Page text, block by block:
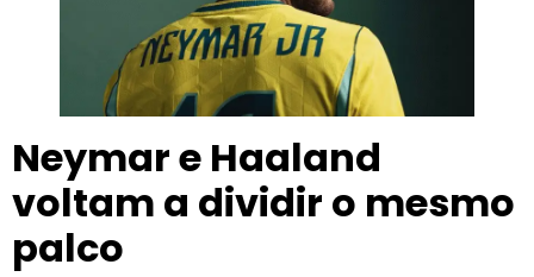
Neymar e Haaland
voltam a dividir o mesmo
palco